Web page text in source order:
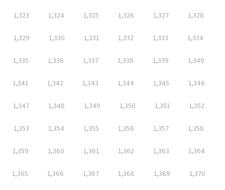
1,323 1,324 1,325 1,326 1,327 1,328
1,329 1,330 1,331 1,332 1,333 1,334
1,335 1,336 1,337 1,338 1,339 1,340
1,341 1,342 1,343 1,344 1,345 1,346
1,347 1,348 1,349 1,350 1,351 1,352
1,353 1,354 1,355 1,356 1,357 1,358
1,359 1,360 1,361 1,362 1,363 1,364
1,365 1,366 1,367 1,368 1,369 1,370